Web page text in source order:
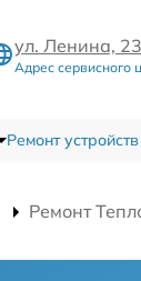
ул. Ленина, 23
Адрес сервисного
Ремонт устройств
Ремонт